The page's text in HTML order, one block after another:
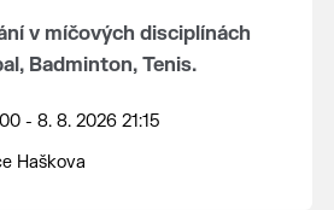
v míčových disciplínách
Badminton, Tenis.
max. 20 dvojčlenných
si zahraje min. 4 západy od
- 8. 8. 2026 21:15
Haškova